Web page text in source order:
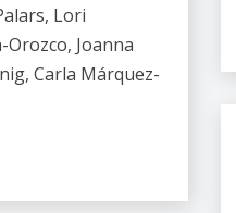
Lori
Orozco, Joanna
Carla Márquez-